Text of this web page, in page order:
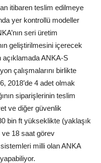
itibaren teslim edilmeye
yer kontrollü modeller
seri üretim
geliştirilmesini içerecek
açıklamada ANKA-S
çalışmalarını birlikte
2018’de 4 adet olmak
siparişlerinin teslim
ve diğer güvenlik
bin ft yükseklikte (yaklaşık
18 saat görev
milli olan ANKA